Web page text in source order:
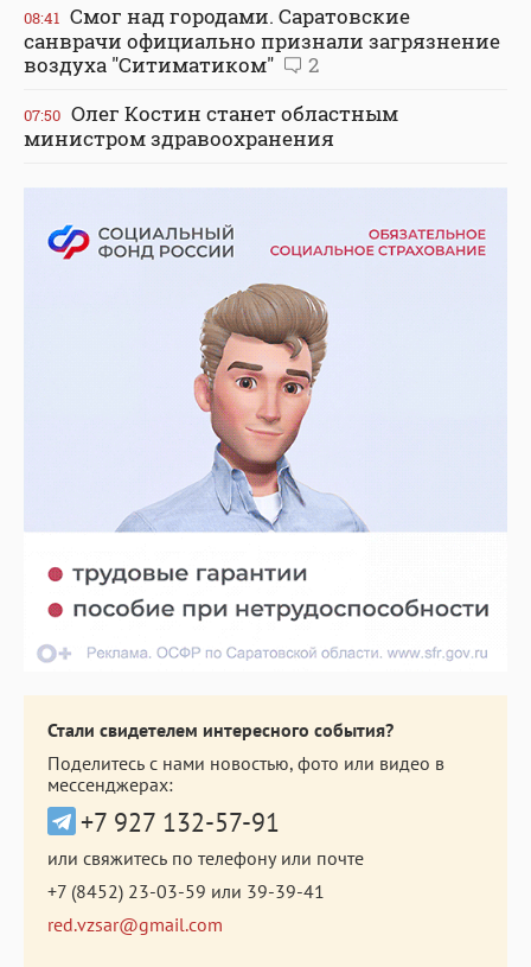
08:41 Смог над городами. Саратовские
санврачи официально признали загрязнение
воздуха "Ситиматиком"
2
07:50 Олег Костин станет областным
министром здравоохранения
Стали свидетелем интересного события?
Поделитесь с нами новостью, фото или видео в
мессенджерах:
+7 927 132-57-91
или свяжитесь по телефону или почте
+7 (8452) 23-03-59 или 39-39-41
red.vzsar@gmail.com